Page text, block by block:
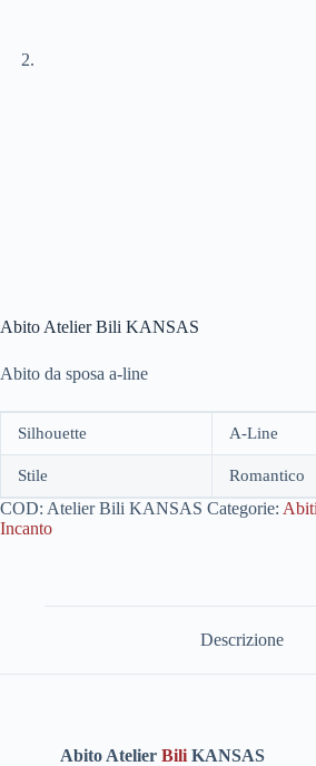
Abito Atelier Bili KANSAS
Abito da sposa a-line
Silhouette A-Line
Stile Romantico
COD: Atelier Bili KANSAS Categorie:
Incanto
Descrizione
Abito Atelier BiliKANSAS